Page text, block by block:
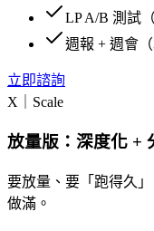
LP A/B 測試
週報 + 週會（
立即諮詢
X｜Scale
放量版：深度化 +
要放量、要「跑得久
做滿。